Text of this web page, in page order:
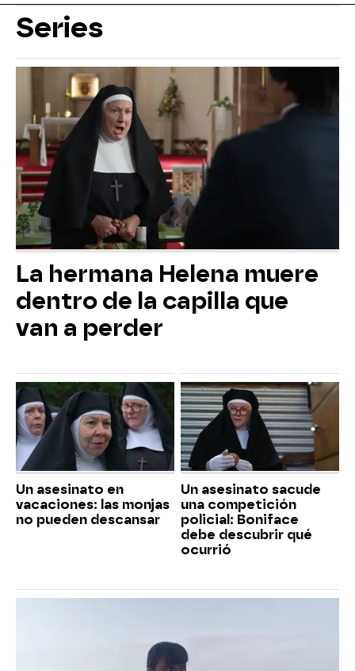
Series
La hermana Helena muere
dentro de la capilla que
van a perder
Un asesinato en
vacaciones: las monjas
no pueden descansar
Un asesinato sacude
una competición
policial: Boniface
debe descubrir qué
ocurrió